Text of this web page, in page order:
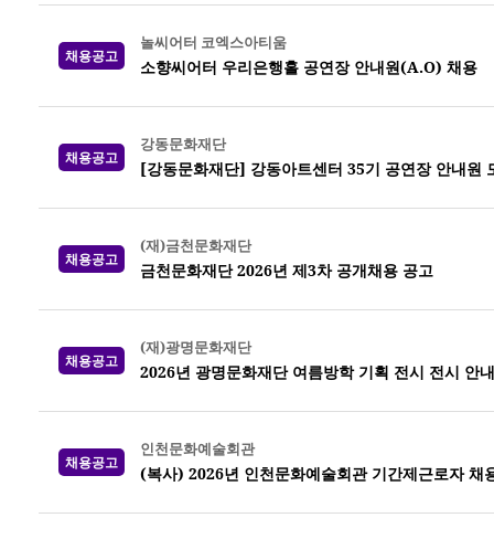
채용공고
놀씨어터 코엑스아티움
소향씨어터 우리은행홀 공연장 안내원(A.O) 채용
채용공고
강동문화재단
[강동문화재단] 강동아트센터 35기 공연장 안내원
채용공고
(재)금천문화재단
금천문화재단 2026년 제3차 공개채용 공고
채용공고
(재)광명문화재단
2026년 광명문화재단 여름방학 기획 전시 전시 안
채용공고
인천문화예술회관
(복사) 2026년 인천문화예술회관 기간제근로자 채